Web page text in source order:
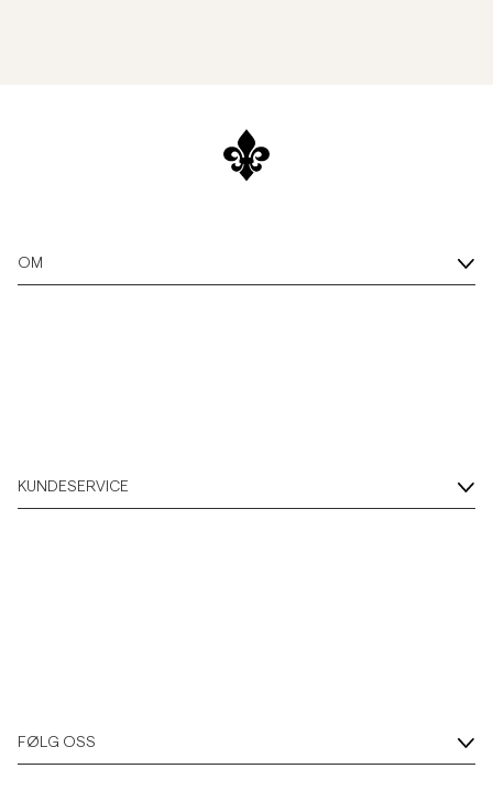
OM
KUNDESERVICE
FØLG OSS